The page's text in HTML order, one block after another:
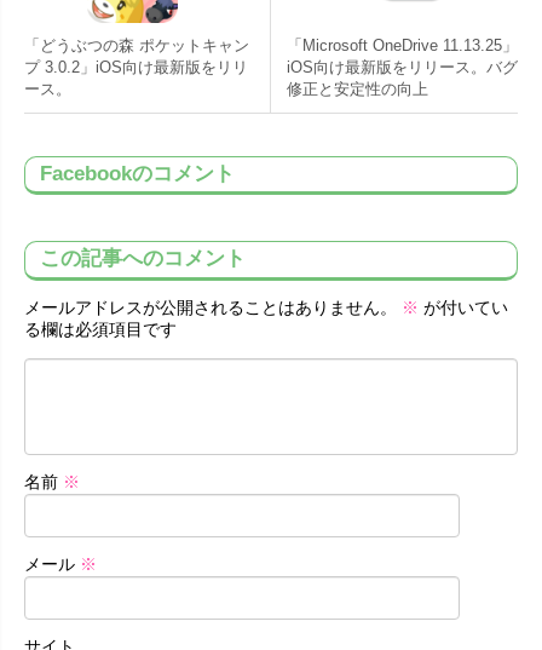
「どうぶつの森 ポケットキャン
プ 3.0.2」iOS向け最新版をリリ
ース。
「Microsoft OneDrive 11.13.25」
iOS向け最新版をリリース。バグ
修正と安定性の向上
Facebookのコメント
この記事へのコメント
メールアドレスが公開されることはありません。 ※ が付いてい
る欄は必須項目です
名前 ※
メール ※
サイト